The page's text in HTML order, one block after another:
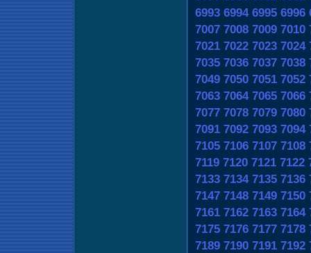
6993 6994 6995 6996
7007 7008 7009 7010
7021 7022 7023 7024
7035 7036 7037 7038
7049 7050 7051 7052
7063 7064 7065 7066
7077 7078 7079 7080
7091 7092 7093 7094
7105 7106 7107 7108
7119 7120 7121 7122
7133 7134 7135 7136
7147 7148 7149 7150
7161 7162 7163 7164
7175 7176 7177 7178
7189 7190 7191 7192